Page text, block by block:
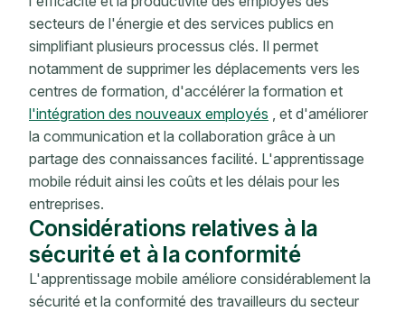
secteurs de l'énergie et des services publics en
simplifiant plusieurs processus clés. Il permet
notamment de supprimer les déplacements vers les
centres de formation, d'accélérer la formation et
l'intégration des nouveaux employés , et d'améliorer
la communication et la collaboration grâce à un
partage des connaissances facilité. L'apprentissage
mobile réduit ainsi les coûts et les délais pour les
entreprises.
Considérations relatives à la
sécurité et à la conformité
L'apprentissage mobile améliore considérablement la
sécurité et la conformité des travailleurs du secteur